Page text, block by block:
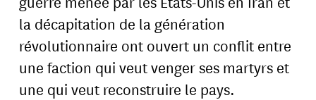
la décapitation de la génération
révolutionnaire ont ouvert un conflit entre
une faction qui veut venger ses martyrs et
une qui veut reconstruire le pays.